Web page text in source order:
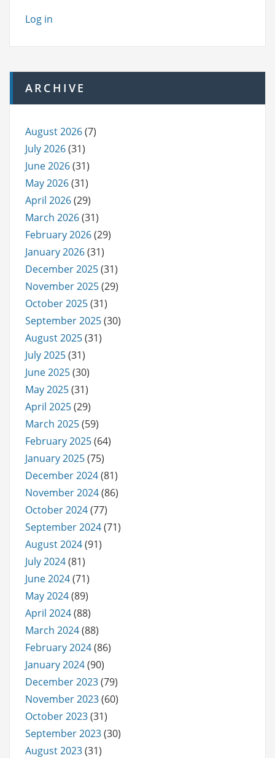
Log in
ARCHIVE
August 2026(7)
July 2026(31)
June 2026(31)
May 2026(31)
April 2026(29)
March 2026(31)
February 2026(29)
January 2026(31)
December 2025(31)
November 2025(29)
October 2025(31)
September 2025(30)
August 2025(31)
July 2025(31)
June 2025(30)
May 2025(31)
April 2025(29)
March 2025(59)
February 2025(64)
January 2025(75)
December 2024(81)
November 2024(86)
October 2024(77)
September 2024(71)
August 2024(91)
July 2024(81)
June 2024(71)
May 2024(89)
April 2024(88)
March 2024(88)
February 2024(86)
January 2024(90)
December 2023(79)
November 2023(60)
October 2023(31)
September 2023(30)
August 2023(31)